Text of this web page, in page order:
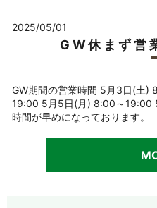
2025/05/01
GW休まず営
GW期間の営業時間 5月3日(土
19:00 5月5日(月) 8:00～19:00
時間が早めになっております。